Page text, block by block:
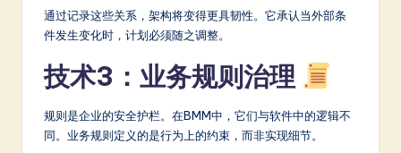
通过记录这些关系，架构将变得更具韧性。它承认当外部条
件发生变化时，计划必须随之调整。
技术3：业务规则治理
规则是企业的安全护栏。在BMM中，它们与软件中的逻辑不
同。业务规则定义的是行为上的约束，而非实现细节。